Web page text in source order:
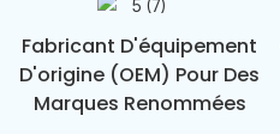
Fabricant D'équipement
D'origine (OEM) Pour Des
Marques Renommées